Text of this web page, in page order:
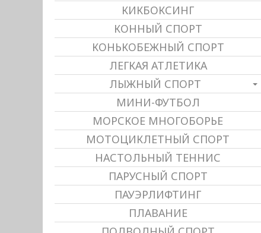
КИКБОКСИНГ
КОННЫЙ СПОРТ
КОНЬКОБЕЖНЫЙ СПОРТ
ЛЕГКАЯ АТЛЕТИКА
ЛЫЖНЫЙ СПОРТ
МИНИ-ФУТБОЛ
МОРСКОЕ МНОГОБОРЬЕ
МОТОЦИКЛЕТНЫЙ СПОРТ
НАСТОЛЬНЫЙ ТЕННИС
ПАРУСНЫЙ СПОРТ
ПАУЭРЛИФТИНГ
ПЛАВАНИЕ